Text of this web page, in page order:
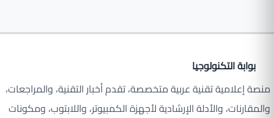
بوابة التكنولوجيا
منصة إعلامية تقنية عربية متخصصة، تقدم أخبار التقنية، والمراجعات،
والمقارنات، والأدلة الإرشادية لأجهزة الكمبيوتر، واللابتوب، ومكونات